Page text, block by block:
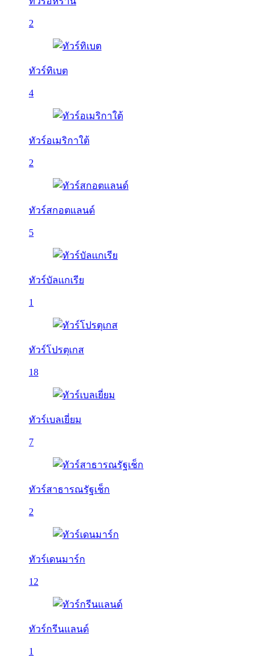
2
ทัวร์ทิเบต
4
ทัวร์อเมริกาใต้
2
ทัวร์สกอตแลนด์
5
ทัวร์บัลเเกเรีย
1
ทัวร์โปรตุเกส
18
ทัวร์เบลเยี่ยม
7
ทัวร์สาธารณรัฐเช็ก
2
ทัวร์เดนมาร์ก
12
ทัวร์กรีนแลนด์
1